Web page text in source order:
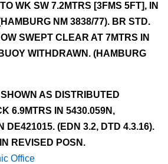
WK SW 7.2MTRS [3FMS 5FT], IN
NM 3838/77). BR STD.
SWEPT CLEAR AT 7MTRS IN
WITHDRAWN. (HAMBURG
AS DISTRIBUTED
6.9MTRS IN 5430.059N,
DE421015. (EDN 3.2, DTD 4.3.16).
REVISED POSN.
Office